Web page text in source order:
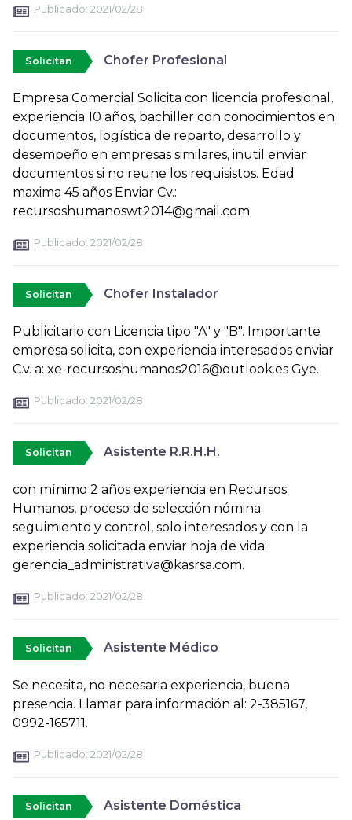
Publicado: 2021/02/28
Solicitan Chofer Profesional
Empresa Comercial Solicita con licencia profesional,
experiencia 10 años, bachiller con conocimientos en
documentos, logística de reparto, desarrollo y
desempeño en empresas similares, inutil enviar
documentos si no reune los requisistos. Edad
maxima 45 años Enviar Cv.:
recursoshumanoswt2014@gmail.com.
Publicado: 2021/02/28
Solicitan Chofer Instalador
Publicitario con Licencia tipo "A" y "B". Importante
empresa solicita, con experiencia interesados enviar
C.v. a: xe-recursoshumanos2016@outlook.es Gye.
Publicado: 2021/02/28
Solicitan Asistente R.R.H.H.
con mínimo 2 años experiencia en Recursos
Humanos, proceso de selección nómina
seguimiento y control, solo interesados y con la
experiencia solicitada enviar hoja de vida:
gerencia_administrativa@kasrsa.com.
Publicado: 2021/02/28
Solicitan Asistente Médico
Se necesita, no necesaria experiencia, buena
presencia. Llamar para información al: 2-385167,
0992-165711.
Publicado: 2021/02/28
Solicitan Asistente Doméstica